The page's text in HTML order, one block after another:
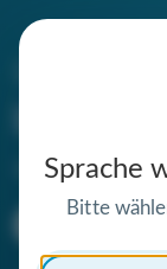
Sprache
Bitte
bert-
steht zum